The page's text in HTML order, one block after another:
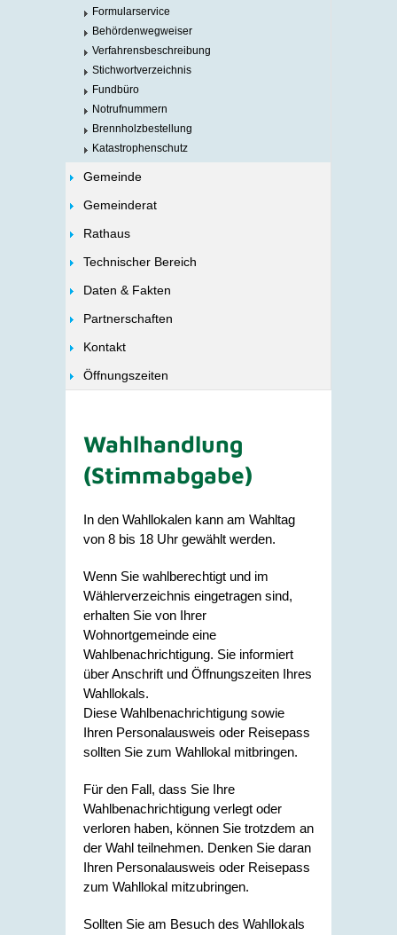
Formularservice
Behördenwegweiser
Verfahrensbeschreibung
Stichwortverzeichnis
Fundbüro
Notrufnummern
Brennholzbestellung
Katastrophenschutz
Gemeinde
Gemeinderat
Rathaus
Technischer Bereich
Daten & Fakten
Partnerschaften
Kontakt
Öffnungszeiten
Wahlhandlung
(Stimmabgabe)
In den Wahllokalen kann am Wahltag
von 8 bis 18 Uhr gewählt werden.
Wenn Sie wahlberechtigt und im
Wählerverzeichnis eingetragen sind,
erhalten Sie von Ihrer
Wohnortgemeinde eine
Wahlbenachrichtigung. Sie informiert
über Anschrift und Öffnungszeiten Ihres
Wahllokals.
Diese Wahlbenachrichtigung sowie
Ihren Personalausweis oder Reisepass
sollten Sie zum Wahllokal mitbringen.
Für den Fall, dass Sie Ihre
Wahlbenachrichtigung verlegt oder
verloren haben, können Sie trotzdem an
der Wahl teilnehmen. Denken Sie daran
Ihren Personalausweis oder Reisepass
zum Wahllokal mitzubringen.
Sollten Sie am Besuch des Wahllokals